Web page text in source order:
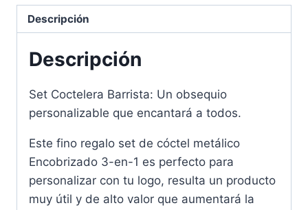
Descripción
Descripción
Set Coctelera Barrista: Un obsequio
personalizable que encantará a todos.
Este fino regalo set de cóctel metálico
Encobrizado 3-en-1 es perfecto para
personalizar con tu logo, resulta un producto
muy útil y de alto valor que aumentará la